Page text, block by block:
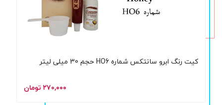
کیت رنگ ابرو سانتکس شماره HO6 حجم 30 میلی لیتر
۲۷۰,۰۰۰ تومان